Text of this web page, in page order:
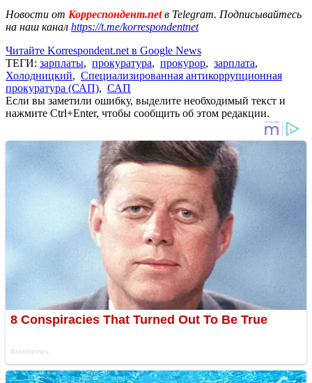
Новости от Корреспондент.netв Telegram. Подписывайтесь
на наш канал https://t.me/korrespondentnet
Читайте Korrespondent.net в Google News
ТЕГИ: зарплаты, прокуратура, прокурор, зарплата,
Холодницкий, Специализированная антикоррупционная
прокуратура (САП), САП
Если вы заметили ошибку, выделите необходимый текст и
нажмите Ctrl+Enter, чтобы сообщить об этом редакции.